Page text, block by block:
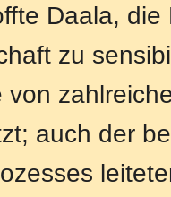
Daala,
zu
von
auch der